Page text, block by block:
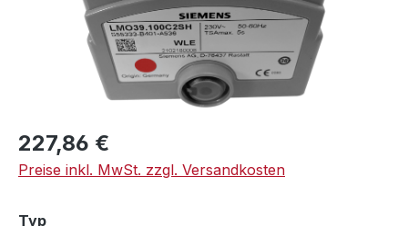
Regulärer Preis:
227,86 €
Preise inkl. MwSt. zzgl. Versandkosten
Typauswählen